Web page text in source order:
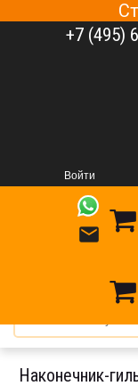
+7 (495)
Войти

Кабельно-
Аксессуары к
Кабельные
Наконечники и
Наконечник-
Наконечник-